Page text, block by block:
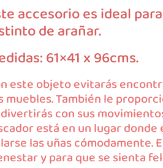
accesorio es ideal
de arañar.
61×41 x 96cms.
este objeto evitarás
muebles. También le
con sus
está en un lugar
las uñas cómodamente.
y para que se sienta